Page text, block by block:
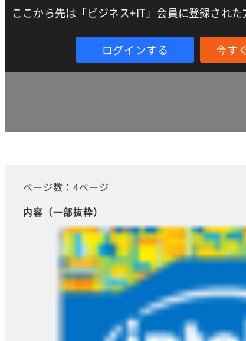
ここから先は「ビジネス+IT」会員に登録された
ログインする 今す
ページ数：4ページ
内容（一部抜粋）